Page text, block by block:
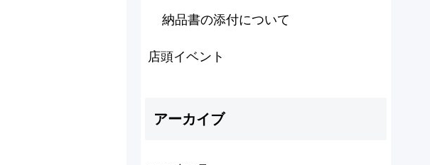
納品書の添付について
店頭イベント
アーカイブ